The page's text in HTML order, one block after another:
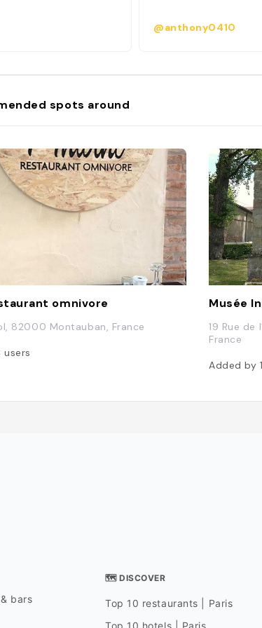
@anthony0410
spots around
omnivore
82000 Montauban, France
users
Musée
19 Rue de
France
Added by
bars
🗺 DISCOVER
Top 10 restaurants | Paris